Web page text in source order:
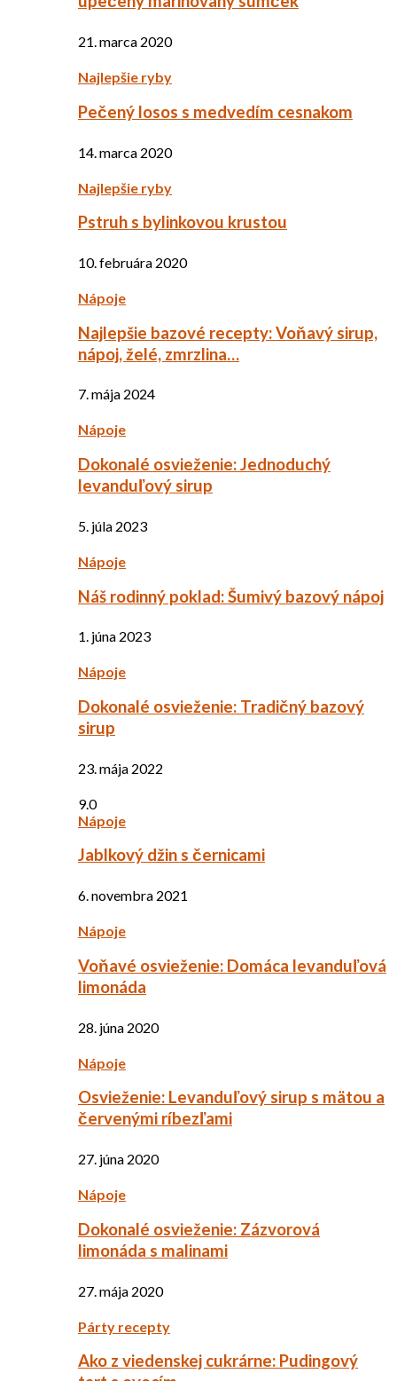
21. marca 2020
Najlepšie ryby
Pečený losos s medvedím cesnakom
14. marca 2020
Najlepšie ryby
Pstruh s bylinkovou krustou
10. februára 2020
Nápoje
Najlepšie bazové recepty: Voňavý sirup,
nápoj, želé, zmrzlina…
7. mája 2024
Nápoje
Dokonalé osvieženie: Jednoduchý
levanduľový sirup
5. júla 2023
Nápoje
Náš rodinný poklad: Šumivý bazový nápoj
1. júna 2023
Nápoje
Dokonalé osvieženie: Tradičný bazový
sirup
23. mája 2022
9.0
Nápoje
Jablkový džin s černicami
6. novembra 2021
Nápoje
Voňavé osvieženie: Domáca levanduľová
limonáda
28. júna 2020
Nápoje
Osvieženie: Levanduľový sirup s mätou a
červenými ríbezľami
27. júna 2020
Nápoje
Dokonalé osvieženie: Zázvorová
limonáda s malinami
27. mája 2020
Párty recepty
Ako z viedenskej cukrárne: Pudingový